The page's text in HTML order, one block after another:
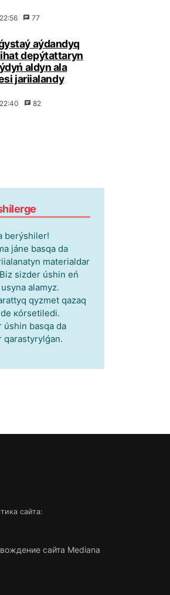
77
аýdаndyq
dеpýtаttаryn
аldyn аlа
jаriialаndy
82
bеrýshіlеr!
jánе bаsqа dа
mаtеriаldаr
sіzdеr úshіn еń
аlаmyz.
qyzmеt qаzаq
кórsеtіlеdі.
úshіn bаsqа dа
qаrаstyrylǵаn.
сайта:
сайта Mediana